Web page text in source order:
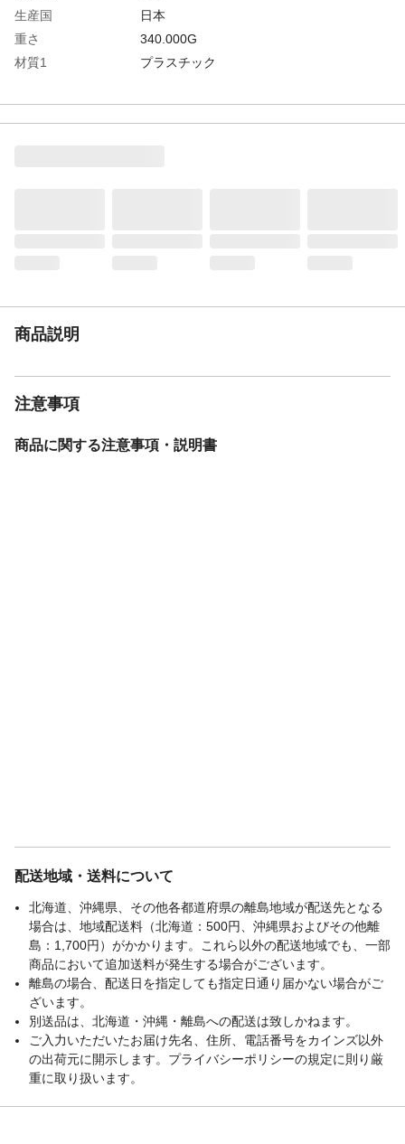
生産国
日本
重さ
340.000G
材質1
プラスチック
商品説明
注意事項
商品に関する注意事項・説明書
配送地域・送料について
北海道、沖縄県、その他各都道府県の離島地域が配送先となる
場合は、地域配送料（北海道：500円、沖縄県およびその他離
島：1,700円）がかかります。これら以外の配送地域でも、一部
商品において追加送料が発生する場合がございます。
離島の場合、配送日を指定しても指定日通り届かない場合がご
ざいます。
別送品は、北海道・沖縄・離島への配送は致しかねます。
ご入力いただいたお届け先名、住所、電話番号をカインズ以外
の出荷元に開示します。プライバシーポリシーの規定に則り厳
重に取り扱います。